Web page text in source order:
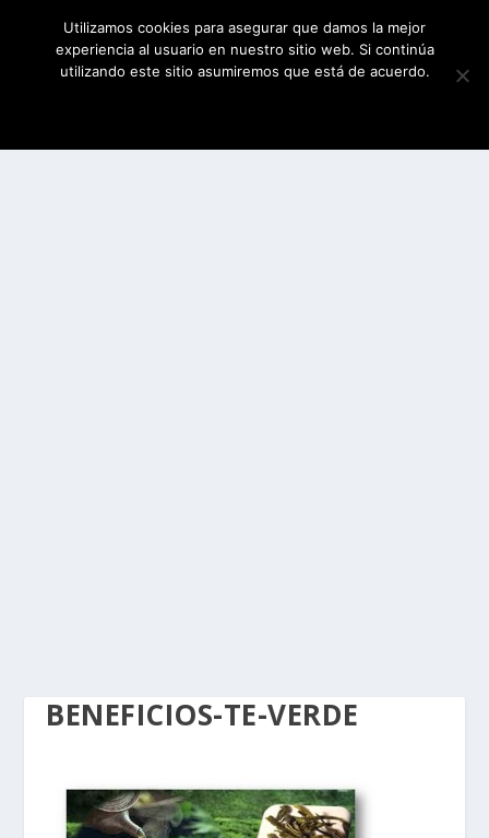
BENEFICIOS-TE-VERDE
Utilizamos cookies para asegurar que damos la mejor
experiencia al usuario en nuestro sitio web. Si continúa
utilizando este sitio asumiremos que está de acuerdo.